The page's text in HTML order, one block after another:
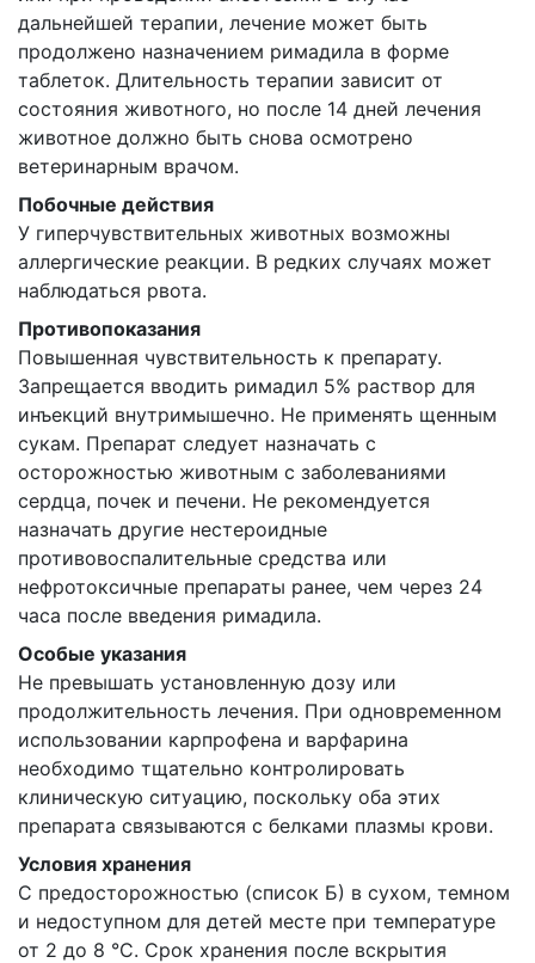
дальнейшей терапии, лечение может быть
продолжено назначением римадила в форме
таблеток. Длительность терапии зависит от
состояния животного, но после 14 дней лечения
животное должно быть снова осмотрено
ветеринарным врачом.
Побочные действия
У гиперчувствительных животных возможны
аллергические реакции. В редких случаях может
наблюдаться рвота.
Противопоказания
Повышенная чувствительность к препарату.
Запрещается вводить римадил 5% раствор для
инъекций внутримышечно. Не применять щенным
сукам. Препарат следует назначать с
осторожностью животным с заболеваниями
сердца, почек и печени. Не рекомендуется
назначать другие нестероидные
противовоспалительные средства или
нефротоксичные препараты ранее, чем через 24
часа после введения римадила.
Особые указания
Не превышать установленную дозу или
продолжительность лечения. При одновременном
использовании карпрофена и варфарина
необходимо тщательно контролировать
клиническую ситуацию, поскольку оба этих
препарата связываются с белками плазмы крови.
Условия хранения
С предосторожностью (список Б) в сухом, темном
и недоступном для детей месте при температуре
от 2 до 8 °С. Срок хранения после вскрытия